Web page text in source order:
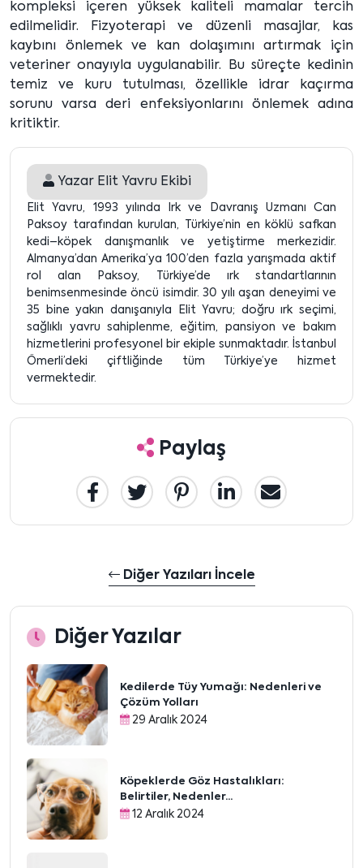
kompleksi içeren yüksek kaliteli mamalar tercih
edilmelidir. Fizyoterapi ve düzenli masajlar, kas
kaybını önlemek ve kan dolaşımını artırmak için
veteriner onayıyla uygulanabilir. Bu süreçte kedinin
temiz ve kuru tutulması, özellikle idrar kaçırma
sorunu varsa deri enfeksiyonlarını önlemek adına
kritiktir.
Yazar Elit Yavru Ekibi
Elit Yavru, 1993 yılında Irk ve Davranış Uzmanı Can
Paksoy tarafından kurulan, Türkiye’nin en köklü safkan
kedi–köpek danışmanlık ve yetiştirme merkezidir.
Almanya’dan Amerika’ya 100’den fazla yarışmada aktif
rol alan Paksoy, Türkiye’de ırk standartlarının
benimsenmesinde öncü isimdir. 30 yılı aşan deneyimi ve
35 bine yakın danışanıyla Elit Yavru; doğru ırk seçimi,
sağlıklı yavru sahiplenme, eğitim, pansiyon ve bakım
hizmetlerini profesyonel bir ekiple sunmaktadır. İstanbul
Ömerli’deki çiftliğinde tüm Türkiye’ye hizmet
vermektedir.
Paylaş
Diğer Yazıları İncele
Diğer Yazılar
Kedilerde Tüy Yumağı: Nedenleri ve
Çözüm Yolları
29 Aralık 2024
Köpeklerde Göz Hastalıkları:
Belirtiler, Nedenler...
12 Aralık 2024